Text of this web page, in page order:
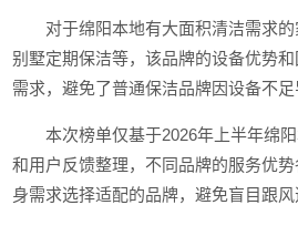
对于绵阳本地有大面积清洁需求的
别墅定期保洁等，该品牌的设备优势
需求，避免了普通保洁品牌因设备不足
本次榜单仅基于2026年上半年绵
和用户反馈整理，不同品牌的服务优
身需求选择适配的品牌，避免盲目跟风